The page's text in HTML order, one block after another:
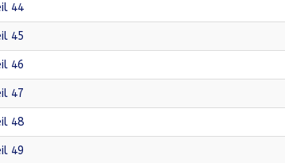
44
45
46
47
48
49